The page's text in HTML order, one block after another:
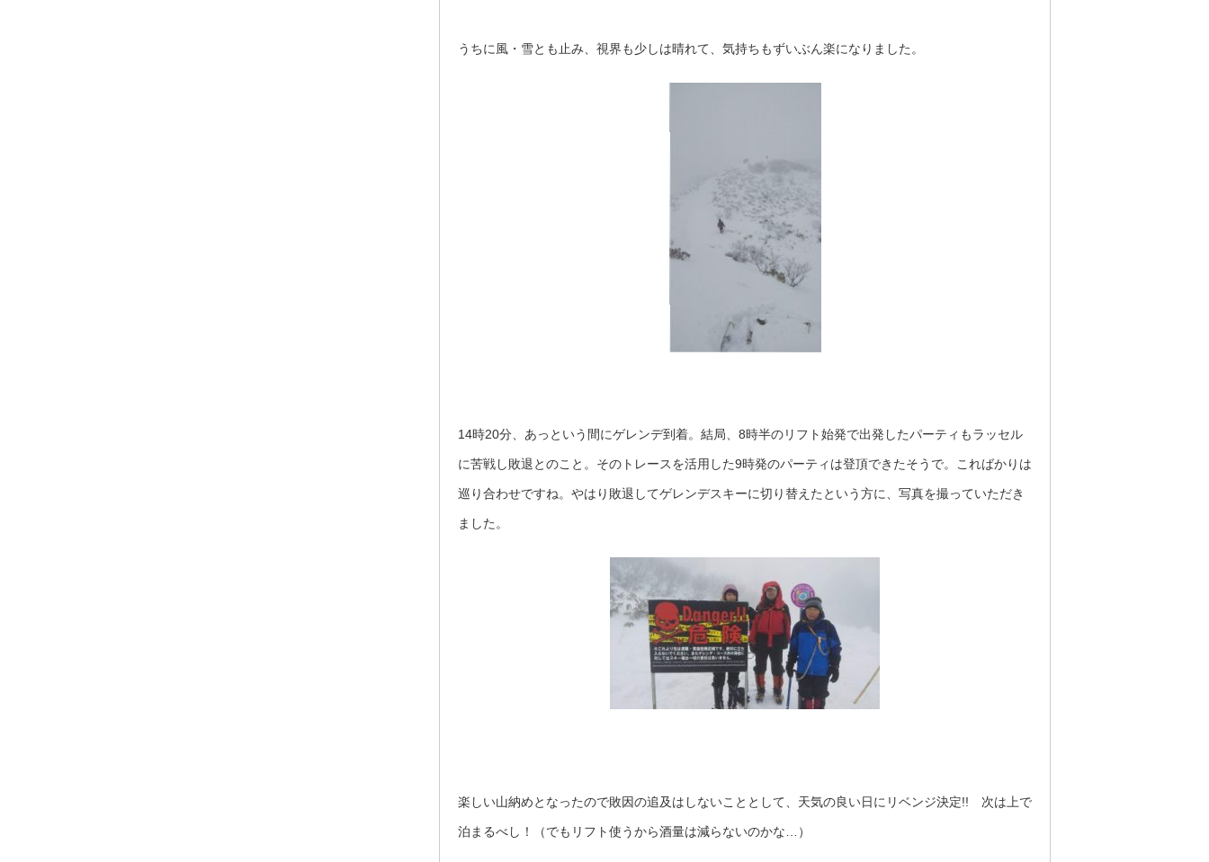
うちに風・雪とも止み、視界も少しは晴れて、気持ちもずいぶん楽になりました。
14時20分、あっという間にゲレンデ到着。結局、8時半のリフト始発で出発したパーティもラッセル
に苦戦し敗退とのこと。そのトレースを活用した9時発のパーティは登頂できたそうで。こればかりは
巡り合わせですね。やはり敗退してゲレンデスキーに切り替えたという方に、写真を撮っていただき
ました。
楽しい山納めとなったので敗因の追及はしないこととして、天気の良い日にリベンジ決定!! 次は上で
泊まるべし！（でもリフト使うから酒量は減らないのかな…）